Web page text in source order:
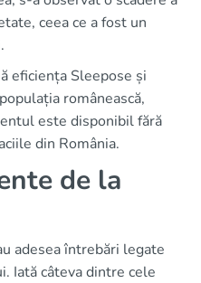
ceea ce a fost un
eficiența Sleepose și
românească,
este disponibil fără
din România.
de la
adesea întrebări legate
Iată câteva dintre cele